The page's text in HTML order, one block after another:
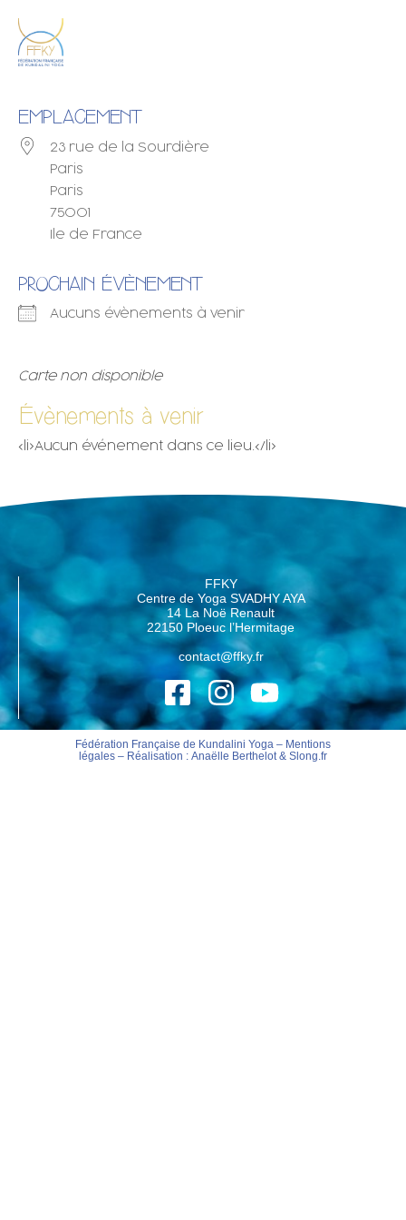
EMPLACEMENT
23 rue de la Sourdière
Paris
Paris
75001
Ile de France
PROCHAIN ÉVÈNEMENT
Aucuns évènements à venir
Carte non disponible
Évènements à venir
<li>Aucun événement dans ce lieu.</li>
FFKY
Centre de Yoga SVADHY AYA
14 La Noë Renault
22150 Ploeuc l’Hermitage
contact@ffky.fr
Fédération Française de Kundalini Yoga – Mentions
légales– Réalisation : Anaëlle Berthelot& Slong.fr